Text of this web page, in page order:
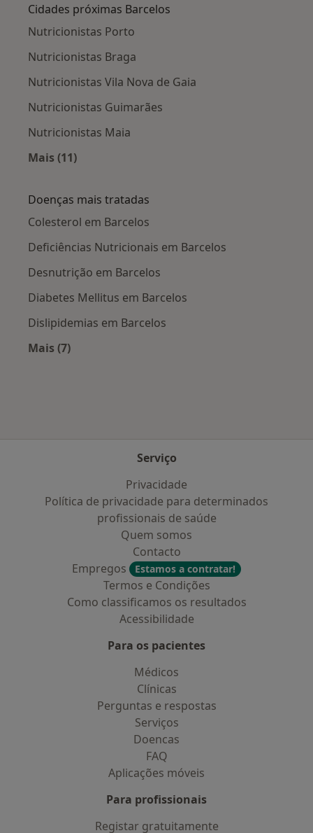
Cidades próximas Barcelos
Nutricionistas Porto
Nutricionistas Braga
Nutricionistas Vila Nova de Gaia
Nutricionistas Guimarães
Nutricionistas Maia
Mais (11)
Doenças mais tratadas
Colesterol em Barcelos
Deficiências Nutricionais em Barcelos
Desnutrição em Barcelos
Diabetes Mellitus em Barcelos
Dislipidemias em Barcelos
Mais (7)
Serviço
Privacidade
Política de privacidade para determinados
profissionais de saúde
Quem somos
Contacto
Empregos
Estamos a contratar!
Termos e Condições
Como classificamos os resultados
Acessibilidade
Para os pacientes
Médicos
Clínicas
Perguntas e respostas
Serviços
Doencas
FAQ
Aplicações móveis
Para profissionais
Registar gratuitamente